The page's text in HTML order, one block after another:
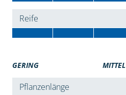
Reife
GERING MITTEL
Pflanzenlänge